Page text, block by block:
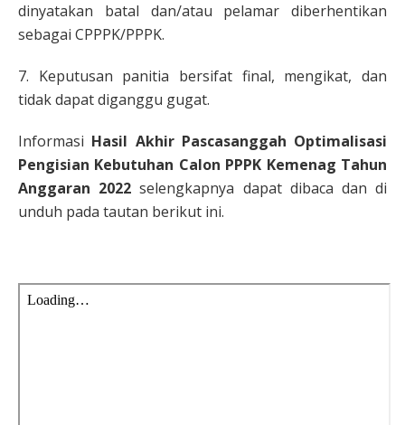
dinyatakan batal dan/atau pelamar diberhentikan
sebagai CPPPK/PPPK.
7. Keputusan panitia bersifat final, mengikat, dan
tidak dapat diganggu gugat.
Informasi Hasil Akhir Pascasanggah Optimalisasi
Pengisian Kebutuhan Calon PPPK Kemenag Tahun
Anggaran 2022selengkapnya dapat dibaca dan di
unduh pada tautan berikut ini.